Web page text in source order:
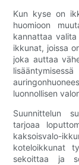
Kun kyse on
huomioon
kannattaa
ikkunat, joissa
joka auttaa
luonnollisen
Suunnittelun
tarjoaa
kaksoisvalo-
koteloikkunat
sekoittaa ja